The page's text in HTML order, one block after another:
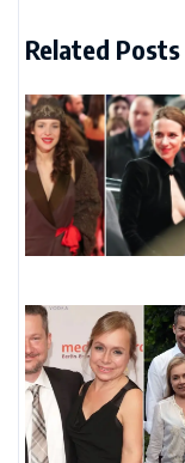
Related Posts